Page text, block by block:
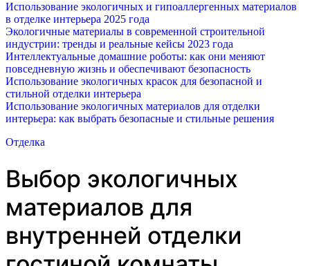
Использование экологичных и гипоаллергенных материалов
в отделке интерьера 2025 года
Экологичные материалы в современной строительной
индустрии: тренды и реальные кейсы 2023 года
Интеллектуальные домашние роботы: как они меняют
повседневную жизнь и обеспечивают безопасность
Использование экологичных красок для безопасной и
стильной отделки интерьера
Использование экологичных материалов для отделки
интерьера: как выбрать безопасные и стильные решения
Отделка
Выбор экологичных
материалов для
внутренней отделки